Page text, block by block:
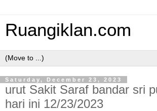
Ruangiklan.com
Saturday, December 23, 2023
urut Sakit Saraf bandar sri
hari ini 12/23/2023